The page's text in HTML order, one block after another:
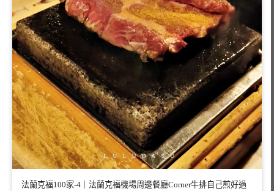
法蘭克福100家-4｜法蘭克福機場周邊餐廳Corner牛排自己煎好過